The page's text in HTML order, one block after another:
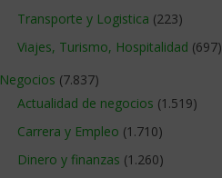
Transporte y Logistica (223)
Viajes, Turismo, Hospitalidad (697)
Negocios (7.837)
Actualidad de negocios (1.519)
Carrera y Empleo (1.710)
Dinero y finanzas (1.260)